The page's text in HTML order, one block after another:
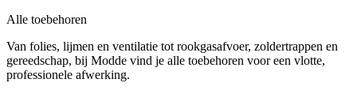
Alle toebehoren
Van folies, lijmen en ventilatie tot rookgasafvoer, zoldertrappen en
gereedschap, bij Modde vind je alle toebehoren voor een vlotte,
professionele afwerking.